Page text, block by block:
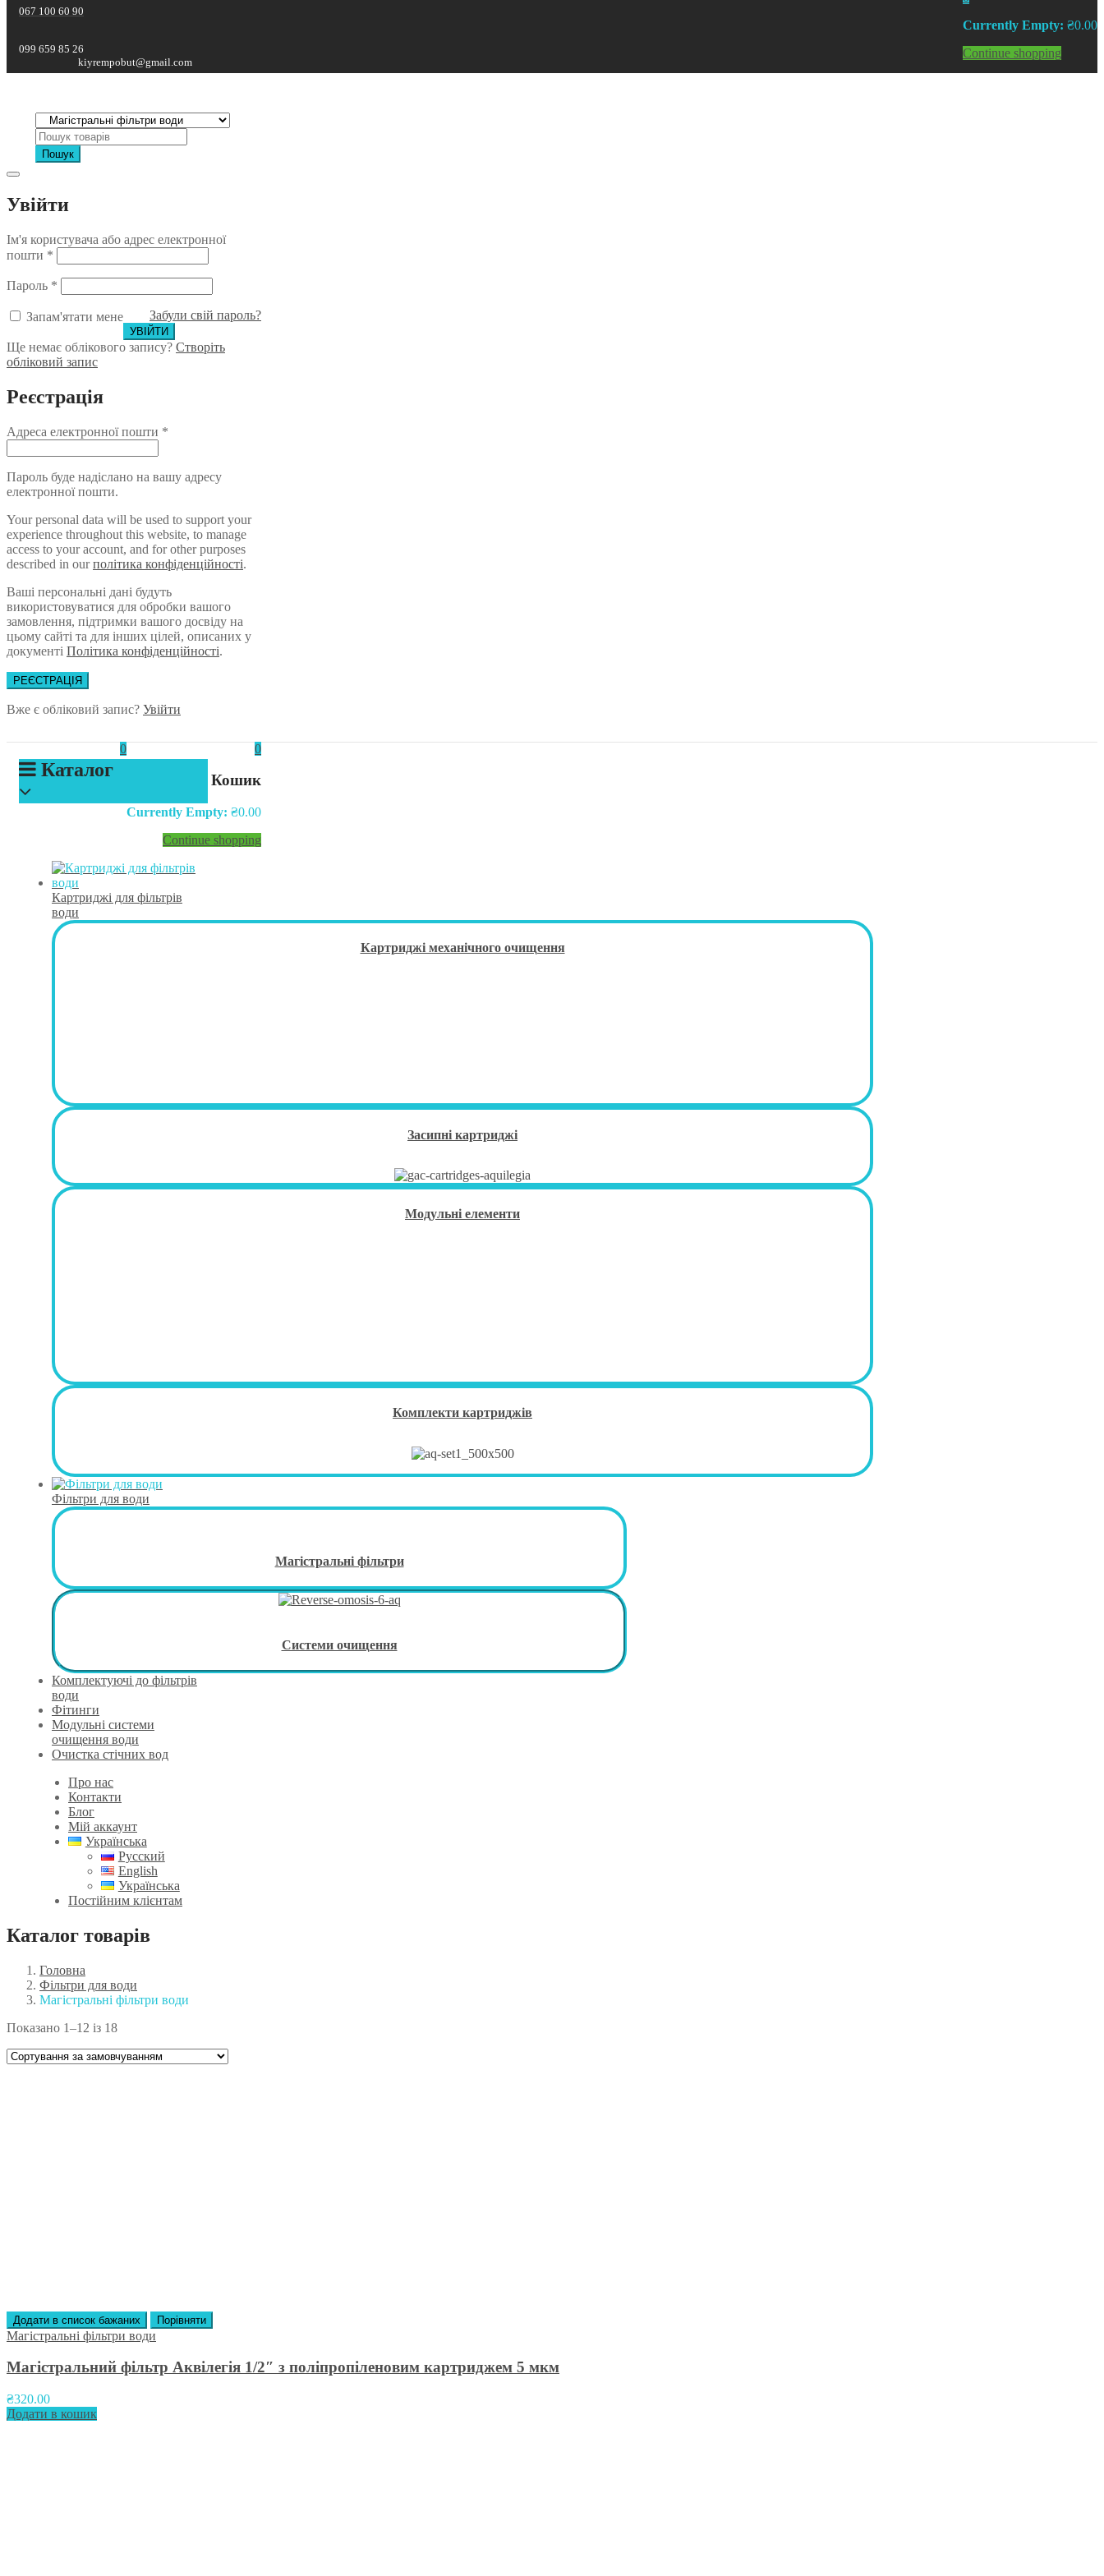
Currently Empty: ₴0.00
Continue shopping
067 100 60 90
099 659 85 26
kiyrempobut@gmail.com
Пошук
Увійти
Ім'я користувача або адрес електронної
пошти *
Пароль *
Запам'ятати мене Забули свій пароль?
Ще немає облікового запису? Створіть
обліковий запис
Реєстрація
Адреса електронної пошти *
Пароль буде надіслано на вашу адресу
електронної пошти.
Your personal data will be used to support your
experience throughout this website, to manage
access to your account, and for other purposes
described in ourполітика конфіденційності.
Ваші персональні дані будуть
використовуватися для обробки вашого
замовлення, підтримки вашого досвіду на
цьому сайті та для інших цілей, описаних у
документі Політика конфіденційності.
РЕЄСТРАЦІЯ
Вже є обліковий запис? Увійти
0
Кошик
Currently Empty: ₴0.00
Continue shopping
0
Каталог
Картриджі для фільтрів
води
Картриджі механічного очищення
Засипні картриджі
Модульні елементи
Комплекти картриджів
Фільтри для води
Магістральні фільтри
Системи очищення
Комплектуючі до фільтрів
води
Фітинги
Модульні системи
очищення води
Очистка стічних вод
Про нас
Контакти
Блог
Мій аккаунт
Українська
Русский
English
Українська
Постійним клієнтам
Каталог товарів
Головна
Фільтри для води
Магістральні фільтри води
Показано 1–12 із 18
Додати в список бажаних Порівняти
Магістральні фільтри води
Магістральний фільтр Аквілегія 1/2″ з поліпропіленовим картриджем 5 мкм
₴320.00
Додати в кошик